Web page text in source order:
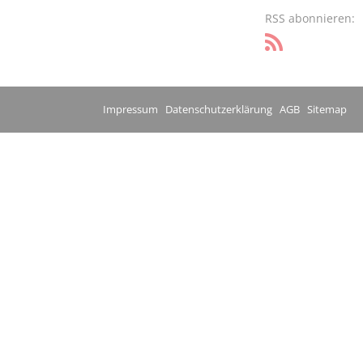
RSS abonnieren:
Impressum Datenschutzerklärung AGB Sitemap